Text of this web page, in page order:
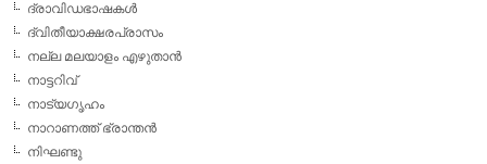
ദ്രാവിഡഭാഷകള്‍
ദ്വിതീയാക്ഷരപ്രാസം
നല്ല മലയാളം എഴുതാന്‍
നാട്ടറിവ്
നാട്യഗൃഹം
നാറാണത്ത് ഭ്രാന്തന്‍
നിഘണ്ടു